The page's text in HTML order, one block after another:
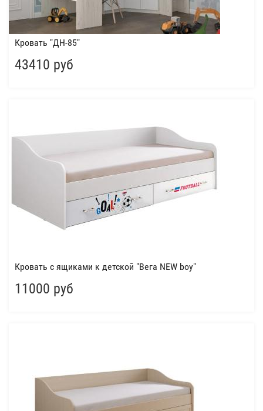
Кровать "ДН-85"
43410 руб
Кровать с ящиками к детской "Вега NEW boy"
11000 руб